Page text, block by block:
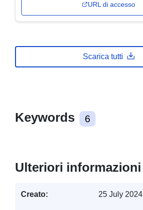
URL di accesso
Scarica tutti
Keywords 6
Ulteriori informazioni
Creato: 25 July 2024